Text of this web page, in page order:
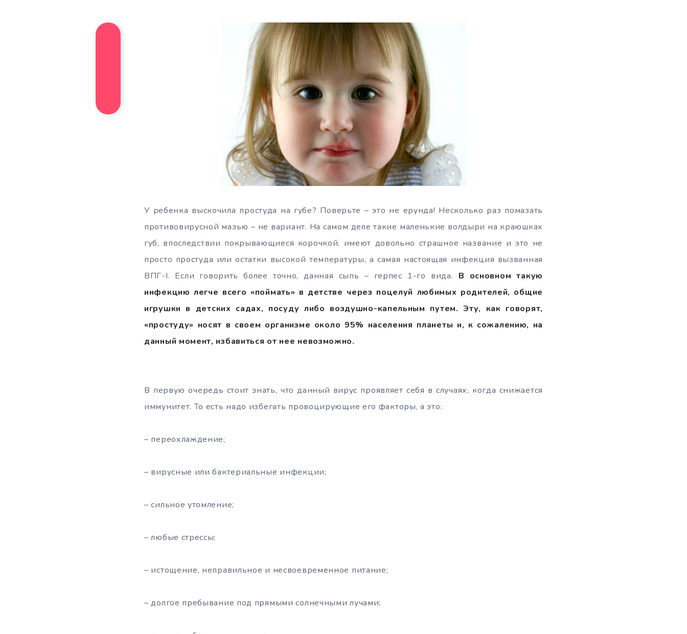
У ребенка выскочила простуда на губе? Поверьте – это не ерунда! Несколько раз помазать
противовирусной мазью – не вариант. На самом деле такие маленькие волдыри на краюшках
губ, впоследствии покрывающиеся корочкой, имеют довольно страшное название и это не
просто простуда или остатки высокой температуры, а самая настоящая инфекция вызванная
ВПГ-I. Если говорить более точно, данная сыпь – герпес 1-го вида. В основном такую
инфекцию легче всего «поймать» в детстве через поцелуй любимых родителей, общие
игрушки в детских садах, посуду либо воздушно-капельным путем. Эту, как говорят,
«простуду» носят в своем организме около 95% населения планеты и, к сожалению, на
данный момент, избавиться от нее невозможно.
В первую очередь стоит знать, что данный вирус проявляет себя в случаях, когда снижается
иммунитет. То есть надо избегать провоцирующие его факторы, а это:
– переохлаждение;
– вирусные или бактериальные инфекции;
– сильное утомление;
– любые стрессы;
– истощение, неправильное и несвоевременное питание;
– долгое пребывание под прямыми солнечными лучами;